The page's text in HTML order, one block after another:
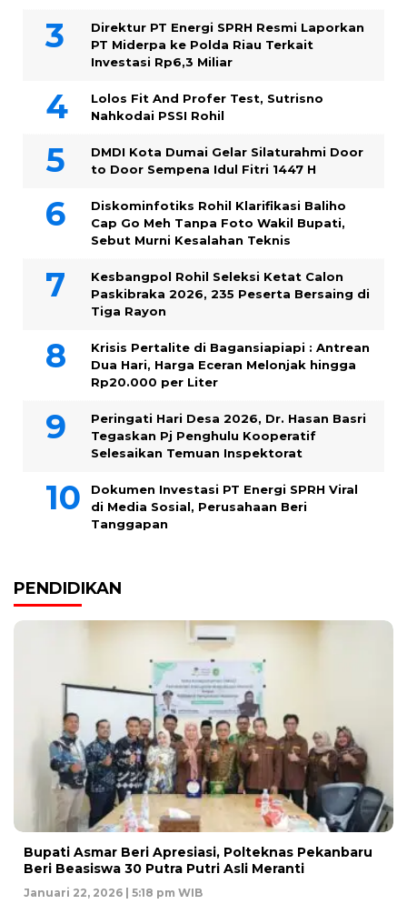
Direktur PT Energi SPRH Resmi Laporkan
PT Miderpa ke Polda Riau Terkait
Investasi Rp6,3 Miliar
Lolos Fit And Profer Test, Sutrisno
Nahkodai PSSI Rohil
DMDI Kota Dumai Gelar Silaturahmi Door
to Door Sempena Idul Fitri 1447 H
Diskominfotiks Rohil Klarifikasi Baliho
Cap Go Meh Tanpa Foto Wakil Bupati,
Sebut Murni Kesalahan Teknis
Kesbangpol Rohil Seleksi Ketat Calon
Paskibraka 2026, 235 Peserta Bersaing di
Tiga Rayon
Krisis Pertalite di Bagansiapiapi : Antrean
Dua Hari, Harga Eceran Melonjak hingga
Rp20.000 per Liter
Peringati Hari Desa 2026, Dr. Hasan Basri
Tegaskan Pj Penghulu Kooperatif
Selesaikan Temuan Inspektorat
Dokumen Investasi PT Energi SPRH Viral
di Media Sosial, Perusahaan Beri
Tanggapan
PENDIDIKAN
Bupati Asmar Beri Apresiasi, Polteknas Pekanbaru
Beri Beasiswa 30 Putra Putri Asli Meranti
Januari 22, 2026 | 5:18 pm WIB